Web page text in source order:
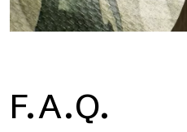
H2O es el papel pintado de
impermeable, ideal para
F.A.Q.